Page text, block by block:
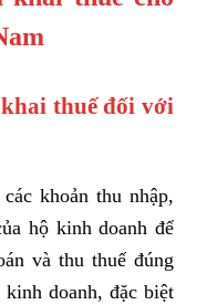
thuế đối với
khoản thu nhập,
hộ kinh doanh để
và thu thuế đúng
doanh, đặc biệt